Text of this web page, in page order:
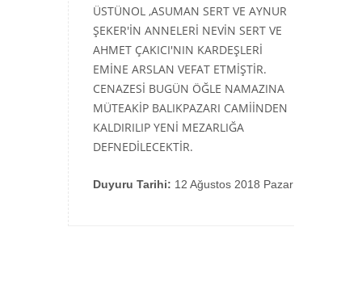
ÜSTÜNOL ,ASUMAN SERT VE AYNUR
ŞEKER'İN ANNELERİ NEVİN SERT VE
AHMET ÇAKICI'NIN KARDEŞLERİ
EMİNE ARSLAN VEFAT ETMİŞTİR.
CENAZESİ BUGÜN ÖĞLE NAMAZINA
MÜTEAKİP BALIKPAZARI CAMİİNDEN
KALDIRILIP YENİ MEZARLIĞA
DEFNEDİLECEKTİR.
Duyuru Tarihi: 12 Ağustos 2018 Pazar